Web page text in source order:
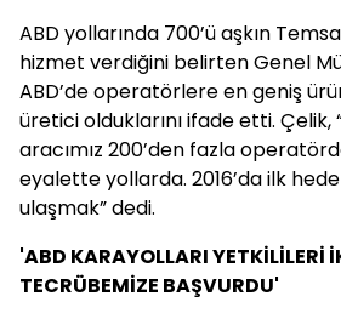
ABD yollarında 700’ü aşkın
hizmet verdiğini belirten Genel
ABD’de operatörlere en geniş
üretici olduklarını ifade etti. Çelik,
aracımız 200’den fazla
eyalette yollarda. 2016’da ilk
ulaşmak” dedi.
'ABD KARAYOLLARI YETKİLİLERİ
TECRÜBEMİZE BAŞVURDU'